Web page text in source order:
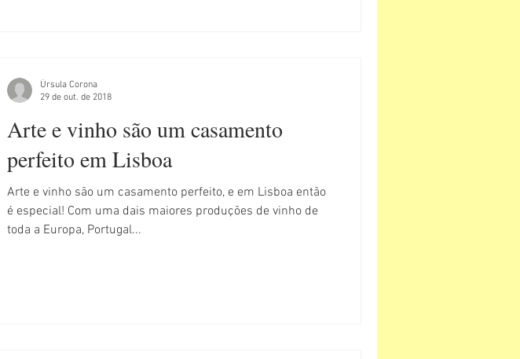
Arte e vinho são um casamento
perfeito em Lisboa
Arte e vinho são um casamento perfeito, e em Lisboa então
é especial! Com uma dais maiores produções de vinho de
toda a Europa, Portugal...
Úrsula Corona
29 de out. de 2018